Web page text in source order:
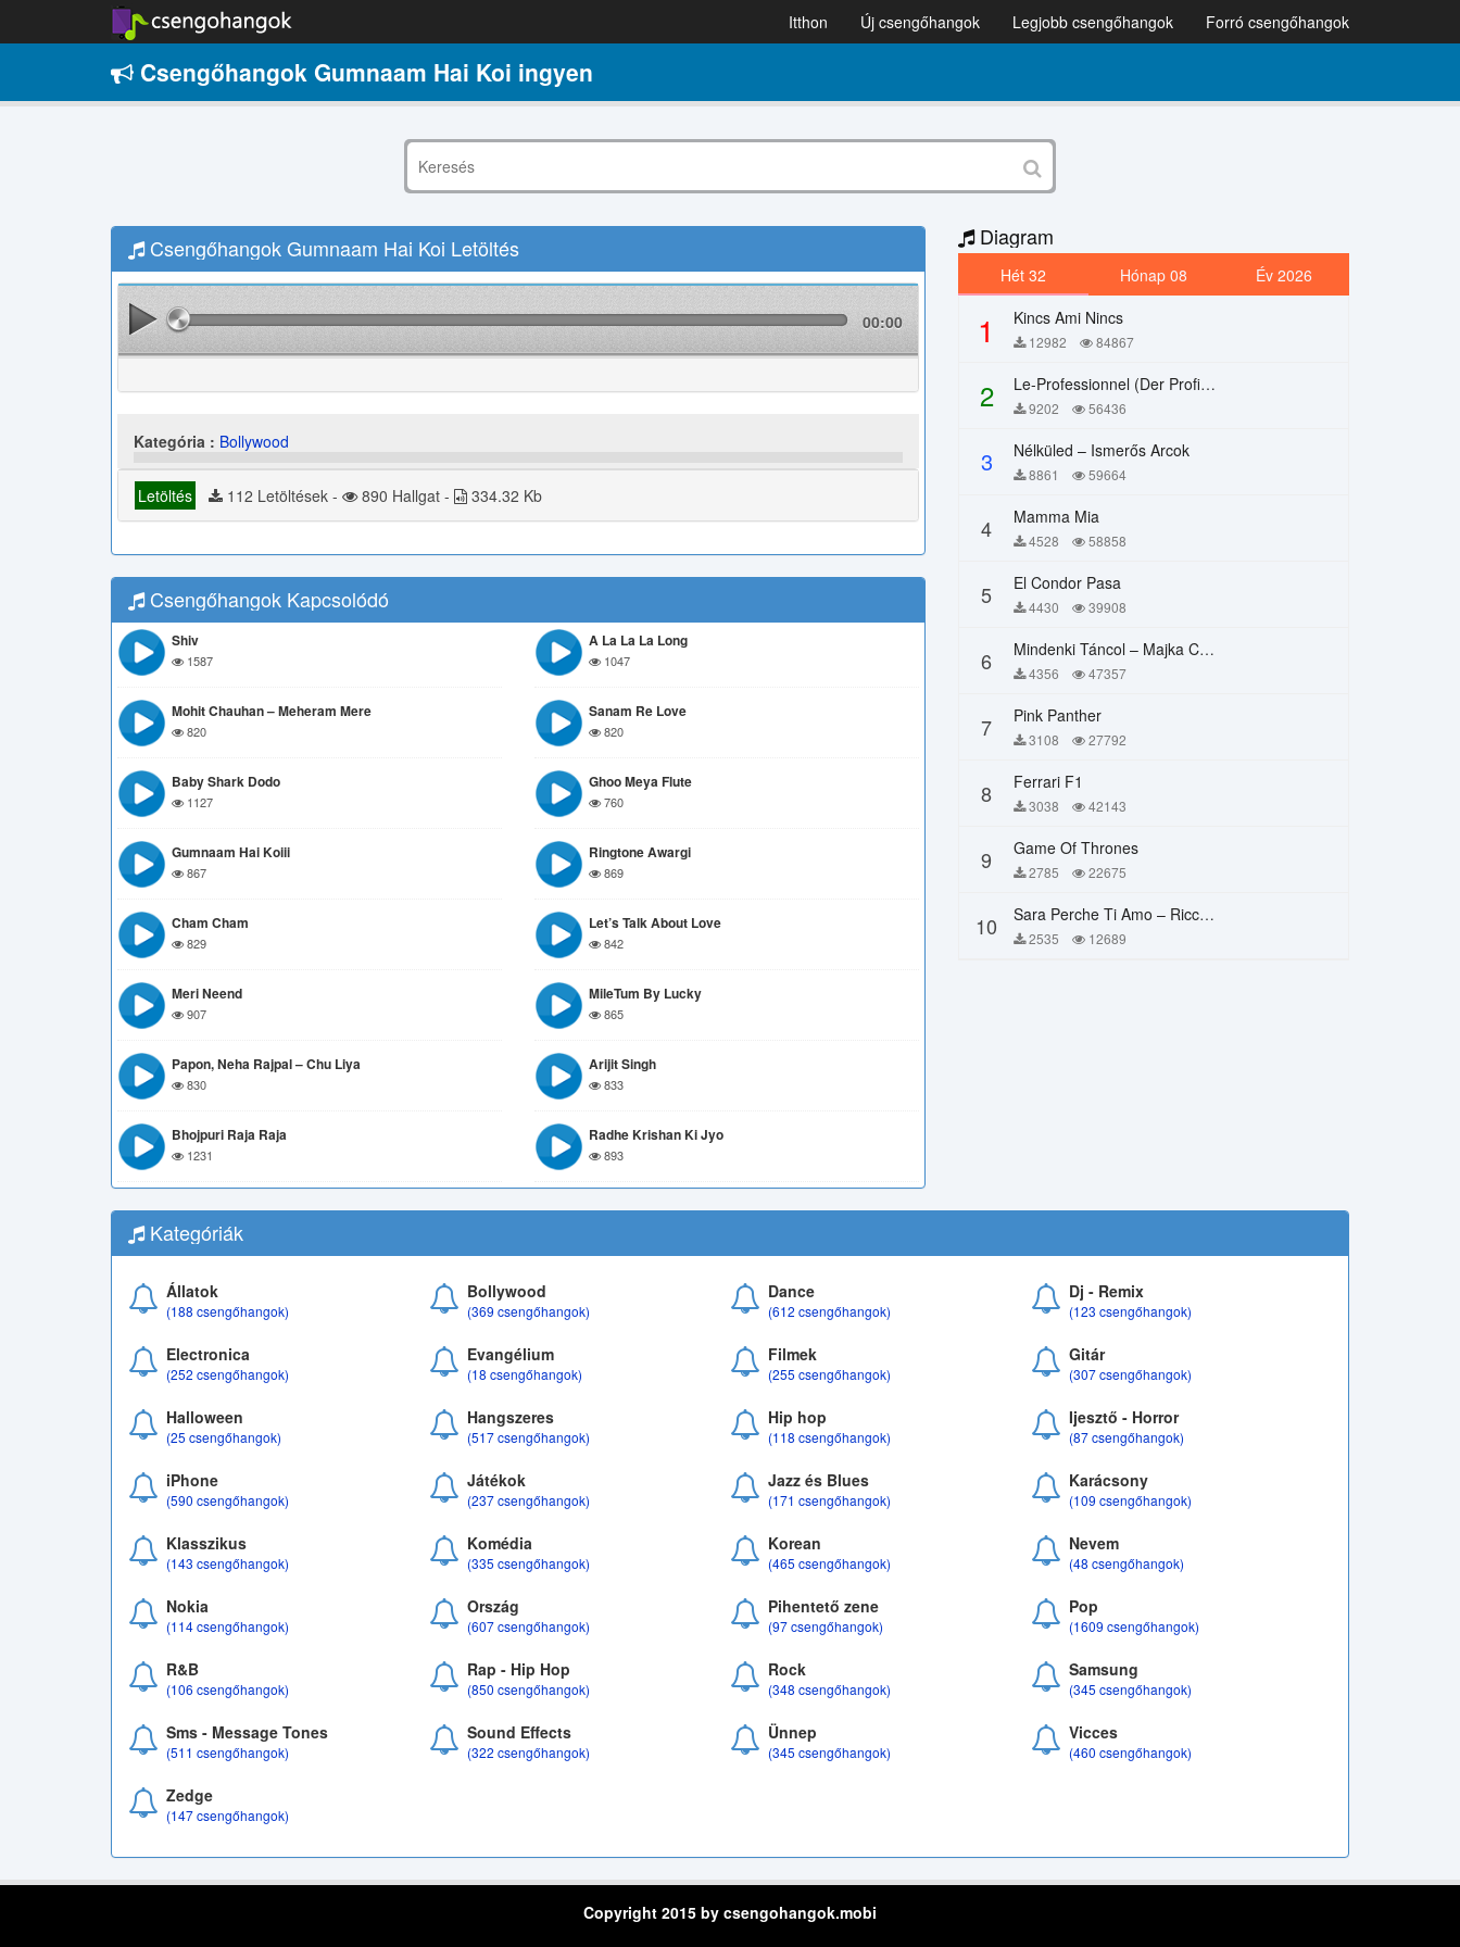
Itthon Új csengőhangok Legjobb csengőhangok Forró csengőhangok
Csengőhangok Gumnaam Hai Koi ingyen
Csengőhangok Gumnaam Hai Koi Letöltés
00:00
Kategória : Bollywood
Letöltés 112 Letöltések - 890 Hallgat - 334.32 Kb
Csengőhangok Kapcsolódó
Shiv
1587
A La La La Long
1047
Mohit Chauhan – Meheram Mere
820
Sanam Re Love
820
Baby Shark Dodo
1127
Ghoo Meya Flute
760
Gumnaam Hai Koiii
867
Ringtone Awargi
869
Cham Cham
829
Let’s Talk About Love
842
Meri Neend
907
MileTum By Lucky
865
Papon, Neha Rajpal – Chu Liya
830
Arijit Singh
833
Bhojpuri Raja Raja
1231
Radhe Krishan Ki Jyo
893
Diagram
Hét 32 Hónap 08 Év 2026
1 Kincs Ami Nincs
12982 84867
2 Le-Professionnel (Der Profi) – Chi Mai
9202 56436
3 Nélküled – Ismerős Arcok
8861 59664
4 Mamma Mia
4528 58858
5 El Condor Pasa
4430 39908
6 Mindenki Táncol – Majka Curtis, Péter Majoros
4356 47357
7 Pink Panther
3108 27792
8 Ferrari F1
3038 42143
9 Game Of Thrones
2785 22675
10 Sara Perche Ti Amo – Ricchi E Poveri
2535 12689
Kategóriák
Állatok
(188 csengőhangok)
Bollywood
(369 csengőhangok)
Dance
(612 csengőhangok)
Dj - Remix
(123 csengőhangok)
Electronica
(252 csengőhangok)
Evangélium
(18 csengőhangok)
Filmek
(255 csengőhangok)
Gitár
(307 csengőhangok)
Halloween
(25 csengőhangok)
Hangszeres
(517 csengőhangok)
Hip hop
(118 csengőhangok)
Ijesztő - Horror
(87 csengőhangok)
iPhone
(590 csengőhangok)
Játékok
(237 csengőhangok)
Jazz és Blues
(171 csengőhangok)
Karácsony
(109 csengőhangok)
Klasszikus
(143 csengőhangok)
Komédia
(335 csengőhangok)
Korean
(465 csengőhangok)
Nevem
(48 csengőhangok)
Nokia
(114 csengőhangok)
Ország
(607 csengőhangok)
Pihentető zene
(97 csengőhangok)
Pop
(1609 csengőhangok)
R&B
(106 csengőhangok)
Rap - Hip Hop
(850 csengőhangok)
Rock
(348 csengőhangok)
Samsung
(345 csengőhangok)
Sms - Message Tones
(511 csengőhangok)
Sound Effects
(322 csengőhangok)
Ünnep
(345 csengőhangok)
Vicces
(460 csengőhangok)
Zedge
(147 csengőhangok)
Copyright 2015 by csengohangok.mobi